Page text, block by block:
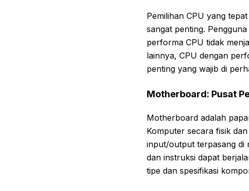
Pemilihan CPU yang
sangat penting.
performa CPU tidak
lainnya, CPU dengan
penting yang wajib di
Motherboard: Pusat
Motherboard adalah
Komputer secara fisik
input/output terpasang di
dan instruksi dapat
tipe dan spesifikasi